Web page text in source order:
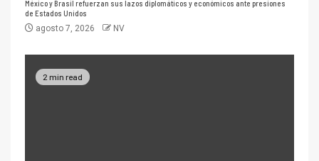
México y Brasil refuerzan sus lazos diplomáticos y económicos ante presiones
de Estados Unidos
agosto 7, 2026 NV
2 min read